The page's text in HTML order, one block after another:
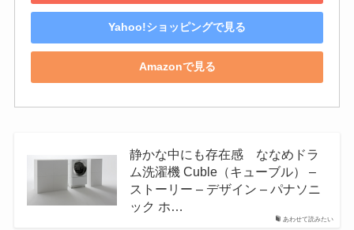
Yahoo!ショッピングで見る
Amazonで見る
あわせて読みたい
静かな中にも存在感 ななめドラ
ム洗濯機 Cuble（キューブル） –
ストーリー – デザイン – パナソニ
ック ホ…